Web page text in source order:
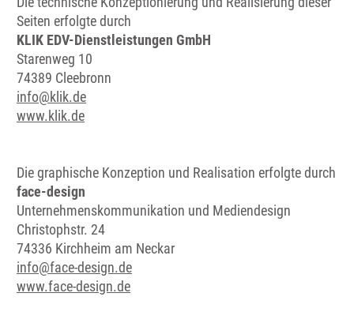
Seiten erfolgte durch
KLIK EDV-Dienstleistungen GmbH
Starenweg 10
74389 Cleebronn
info@klik.de
www.klik.de
Die graphische Konzeption und Realisation erfolgte durch
face-design
Unternehmenskommunikation und Mediendesign
Christophstr. 24
74336 Kirchheim am Neckar
info@face-design.de
www.face-design.de